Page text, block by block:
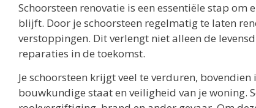
Schoorsteen renovatie is een essentiële stap
blijft. Door je schoorsteen regelmatig te laten
verstoppingen. Dit verlengt niet alleen de
reparaties in de toekomst.
Je schoorsteen krijgt veel te verduren,
bouwkundige staat en veiligheid van je woning.